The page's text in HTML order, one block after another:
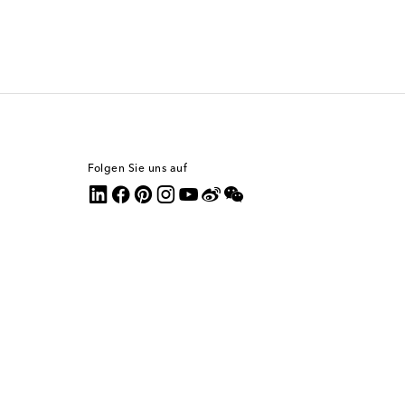
Folgen Sie uns auf